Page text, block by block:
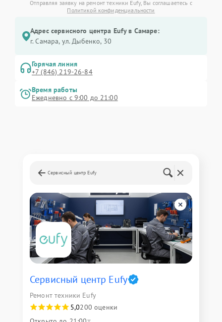
Отправляя заявку на ремонт техники Eufy, Вы соглашаетесь с
Политикой конфиденциальности
Адрес сервисного центра Eufy в Самаре:
г. Самара, ул. Дыбенко, 30
Горячая линия
+7 (846) 219-26-84
Время работы
Ежедневно с 9:00 до 21:00
Сервисный центр Eufy
Сервисный центр Eufy
Ремонт техники Eufy
5,0200 оценки